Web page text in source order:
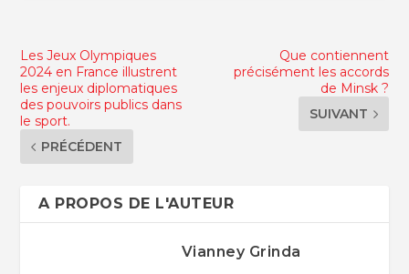
Les Jeux Olympiques
2024 en France illustrent
les enjeux diplomatiques
des pouvoirs publics dans
le sport.
PRÉCÉDENT
Que contiennent
précisément les accords
de Minsk ?
SUIVANT
A PROPOS DE L'AUTEUR
Vianney Grinda